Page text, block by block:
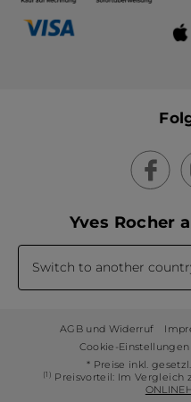
Yves Rocher
Switch to another
AGB und Widerruf
Cookie-Einstellungen
* Preise inkl.
(1) Preisvorteil: Im Vergleich